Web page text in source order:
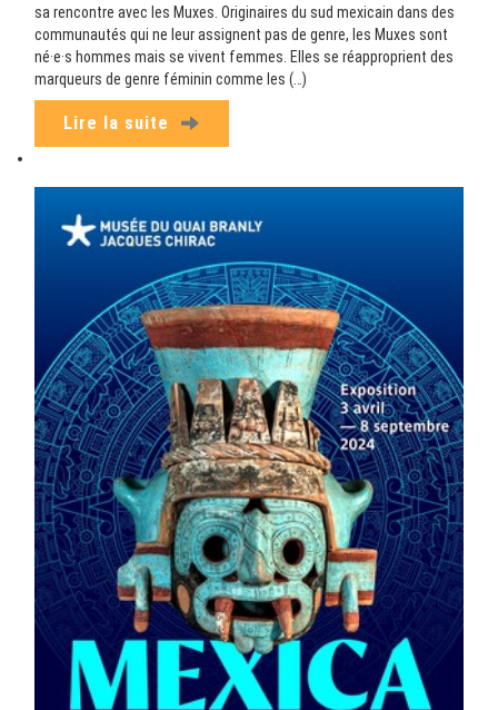
sa rencontre avec les Muxes. Originaires du sud mexicain dans des
communautés qui ne leur assignent pas de genre, les Muxes sont
né·e·s hommes mais se vivent femmes. Elles se réapproprient des
marqueurs de genre féminin comme les (…)
Lire la suite